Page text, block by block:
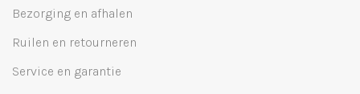
Bezorging en afhalen
Ruilen en retourneren
Service en garantie